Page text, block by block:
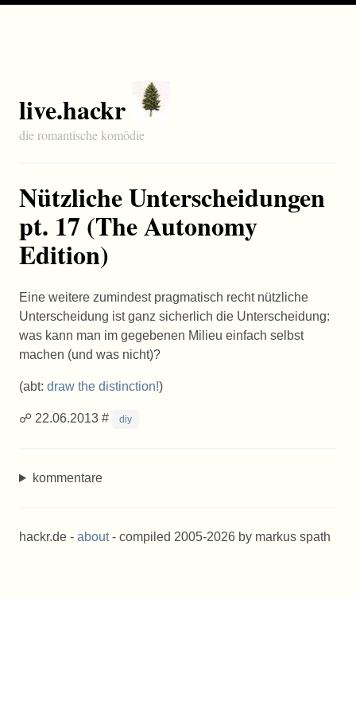
live.hackr
die romantische komödie
Nützliche Unterscheidungen
pt. 17 (The Autonomy
Edition)
Eine weitere zumindest pragmatisch recht nützliche
Unterscheidung ist ganz sicherlich die Unterscheidung:
was kann man im gegebenen Milieu einfach selbst
machen (und was nicht)?
(abt: draw the distinction!)
☍ 22.06.2013 # diy
kommentare
hackr.de - about- compiled 2005-2026 by markus spath